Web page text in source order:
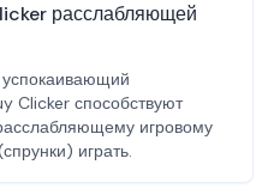
расслабляющей
Clicker способствуют
игровому
играть.